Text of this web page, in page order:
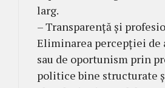
larg.
– Transparență și
Eliminarea percepției de
sau de oportunism prin
politice bine structurate